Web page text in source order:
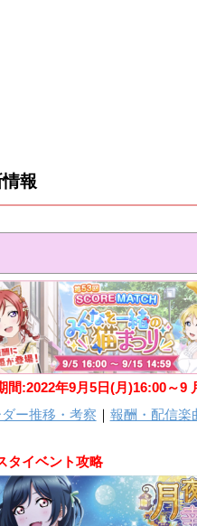
報
間:2022年9月5日(月)16:00～9
ー推移・考察 ｜ 報酬・配信楽
タイベント攻略